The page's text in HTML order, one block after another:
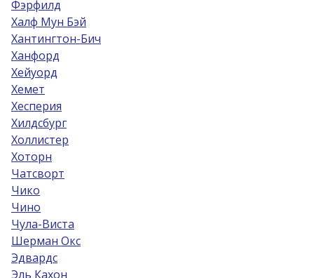
Фэрфилд
Халф Мун Бэй
Хантингтон-Бич
Ханфорд
Хейуорд
Хемет
Хесперия
Хилдсбург
Холлистер
Хоторн
Чатсворт
Чико
Чино
Чула-Виста
Шерман Окс
Эдвардс
Эль Кахон